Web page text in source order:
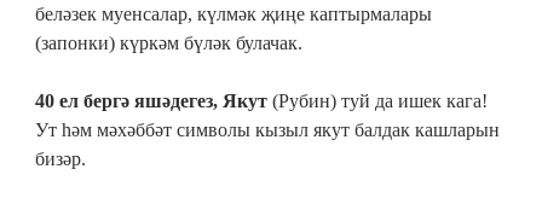
беләзек муенсалар, күлмәк җиңе каптырмалары
(запонки) күркәм бүләк булачак.
40 ел бергә яшәдегез, Якут (Рубин) туй да ишек кага!
Ут һәм мәхәббәт символы кызыл якут балдак кашларын
бизәр.